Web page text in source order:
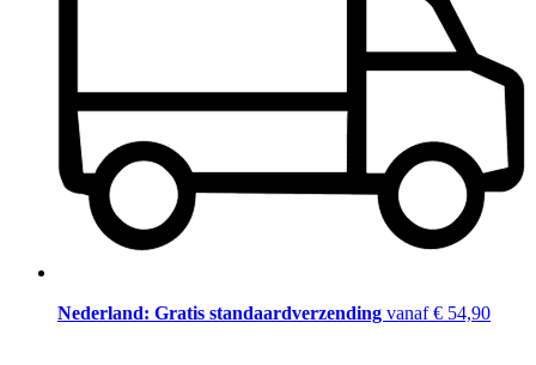
Nederland: Gratis standaardverzending vanaf € 54,90